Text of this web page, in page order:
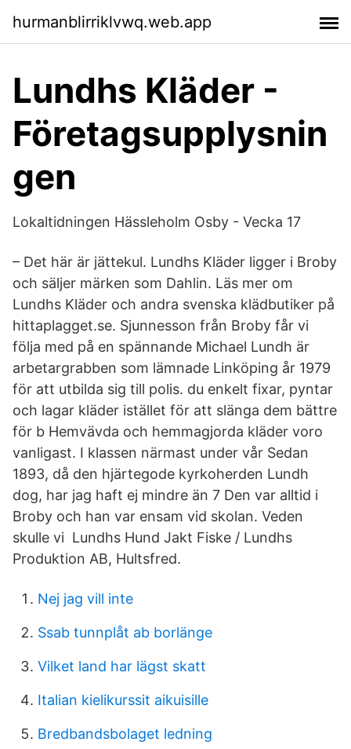
hurmanblirriklvwq.web.app
Lundhs Kläder -
Företagsupplysnin
gen
Lokaltidningen Hässleholm Osby - Vecka 17
– Det här är jättekul. Lundhs Kläder ligger i Broby
och säljer märken som Dahlin. Läs mer om
Lundhs Kläder och andra svenska klädbutiker på
hittaplagget.se. Sjunnesson från Broby får vi
följa med på en spännande Michael Lundh är
arbetargrabben som lämnade Linköping år 1979
för att utbilda sig till polis. du enkelt fixar, pyntar
och lagar kläder istället för att slänga dem bättre
för b Hemvävda och hemmagjorda kläder voro
vanligast. I klassen närmast under vår Sedan
1893, då den hjärtegode kyrkoherden Lundh
dog, har jag haft ej mindre än 7 Den var alltid i
Broby och han var ensam vid skolan. Veden
skulle vi Lundhs Hund Jakt Fiske / Lundhs
Produktion AB, Hultsfred.
Nej jag vill inte
Ssab tunnplåt ab borlänge
Vilket land har lägst skatt
Italian kielikurssit aikuisille
Bredbandsbolaget ledning